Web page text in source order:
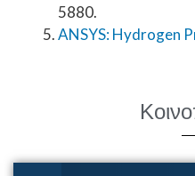
5880.
ANSYS: Hydrogen